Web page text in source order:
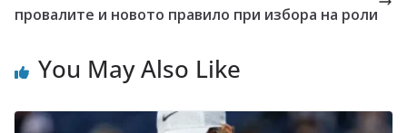
провалите и новото правило при избора на роли
You May Also Like